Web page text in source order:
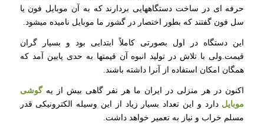
حرفه ای در ساخت دستگاههایی بردارند که به آن موبایل فون یا
سل فون گفتند که بطور اختصار در گشور ما موبایل نامیده میشود.
این دستگاه در اول بصورتی کاملاً ابتدایی بود و بسیار گران
قیمت.ولی با تلاش در تولید انبوه آن قیمتها به حدی پایین آمد که
همگان امکان استفاده از آنرا داشته باشند.
اکنون در هر منزلی در ایران ما هر نفر گاهی بیش از یهگوشی
موبایل دارد و این تعداد بسیار زیاد از این وسیله الکترونیکی قدر
مسلم خراب و نیاز به تعمیر خواهد داشت.